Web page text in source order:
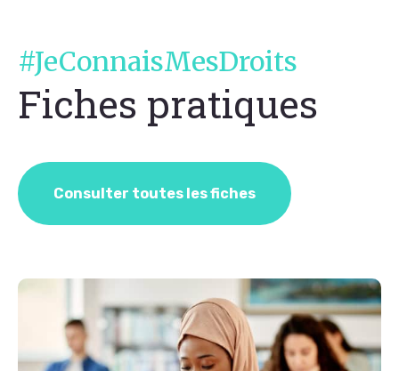
#JeConnaisMesDroits
Fiches pratiques
Consulter toutes les fiches